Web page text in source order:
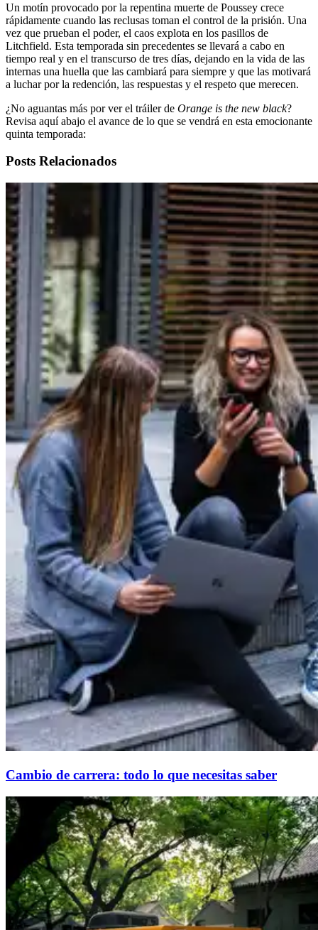
Un motín provocado por la repentina muerte de Poussey crece
rápidamente cuando las reclusas toman el control de la prisión. Una
vez que prueban el poder, el caos explota en los pasillos de
Litchfield. Esta temporada sin precedentes se llevará a cabo en
tiempo real y en el transcurso de tres días, dejando en la vida de las
internas una huella que las cambiará para siempre y que las motivará
a luchar por la redención, las respuestas y el respeto que merecen.
¿No aguantas más por ver el tráiler de Orange is the new black?
Revisa aquí abajo el avance de lo que se vendrá en esta emocionante
quinta temporada:
Posts Relacionados
Cambio de carrera: todo lo que necesitas saber